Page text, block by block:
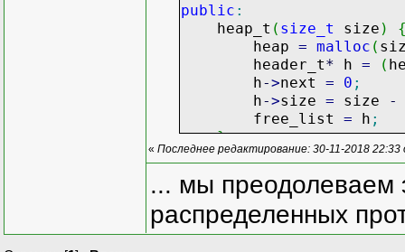
public :
heap_t ( size_t size )
heap = malloc (
header_t* h = (
h->next = 0 ;
h->size = size -
free_list = h ;
}
free(heap);
}
« Последнее редактирование: 30-11-2018 22:33
... мы преодолеваем
распределенных